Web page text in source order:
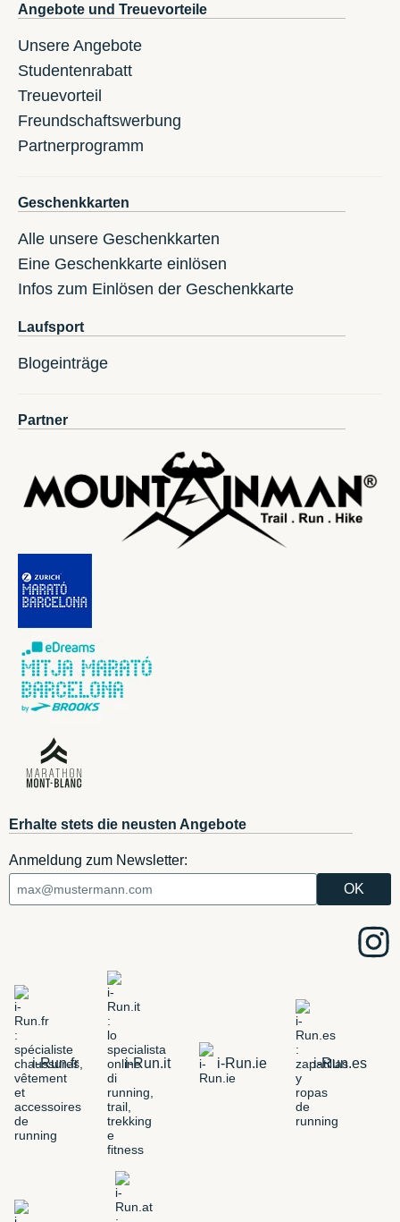
Angebote und Treuevorteile
Unsere Angebote
Studentenrabatt
Treuevorteil
Freundschaftswerbung
Partnerprogramm
Geschenkkarten
Alle unsere Geschenkkarten
Eine Geschenkkarte einlösen
Infos zum Einlösen der Geschenkkarte
Laufsport
Blogeinträge
Partner
Erhalte stets die neusten Angebote
Anmeldung zum Newsletter:
i-Run.fr i-Run.it i-Run.ie i-Run.es